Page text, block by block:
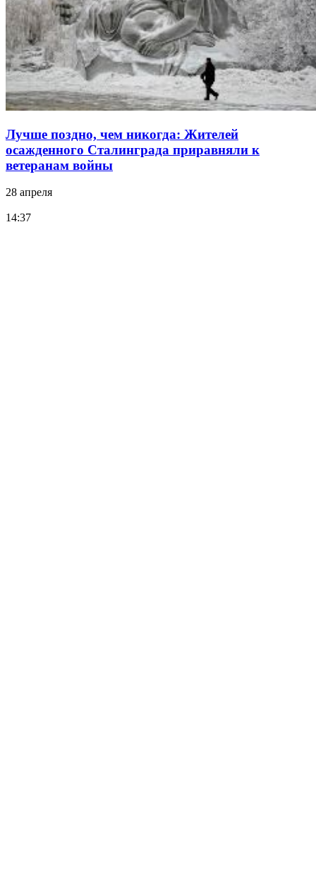
Лучше поздно, чем никогда: Жителей
осажденного Сталинграда приравняли к
ветеранам войны
28 апреля
14:37